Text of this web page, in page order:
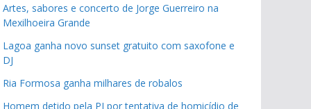
Artes, sabores e concerto de Jorge Guerreiro na
Mexilhoeira Grande
Lagoa ganha novo sunset gratuito com saxofone e
DJ
Ria Formosa ganha milhares de robalos
Homem detido pela PJ por tentativa de homicídio de